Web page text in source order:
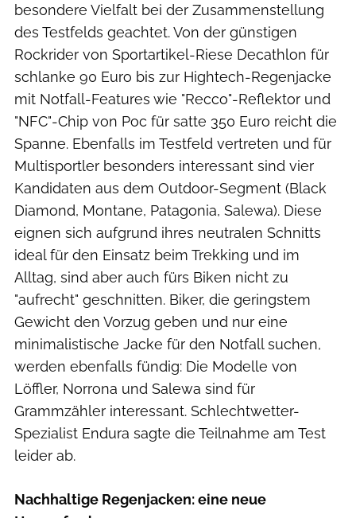
besondere Vielfalt bei der Zusammenstellung
des Testfelds geachtet. Von der günstigen
Rockrider von Sportartikel-Riese Decathlon für
schlanke 90 Euro bis zur Hightech-Regenjacke
mit Notfall-Features wie "Recco"-Reflektor und
"NFC"-Chip von Poc für satte 350 Euro reicht die
Spanne. Ebenfalls im Testfeld vertreten und für
Multisportler besonders interessant sind vier
Kandidaten aus dem Outdoor-Segment (Black
Diamond, Montane, Patagonia, Salewa). Diese
eignen sich aufgrund ihres neutralen Schnitts
ideal für den Einsatz beim Trekking und im
Alltag, sind aber auch fürs Biken nicht zu
"aufrecht" geschnitten. Biker, die geringstem
Gewicht den Vorzug geben und nur eine
minimalistische Jacke für den Notfall suchen,
werden ebenfalls fündig: Die Modelle von
Löffler, Norrona und Salewa sind für
Grammzähler interessant. Schlechtwetter-
Spezialist Endura sagte die Teilnahme am Test
leider ab.
Nachhaltige Regenjacken: eine neue